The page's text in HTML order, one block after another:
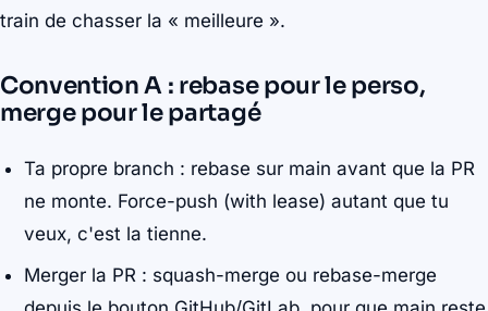
train de chasser la « meilleure ».
Convention A : rebase pour le perso,
merge pour le partagé
Ta propre branch : rebase sur main avant que la PR
ne monte. Force-push (with lease) autant que tu
veux, c'est la tienne.
Merger la PR : squash-merge ou rebase-merge